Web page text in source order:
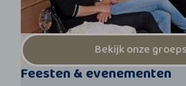
Bekijk onze
Feesten & evenementen